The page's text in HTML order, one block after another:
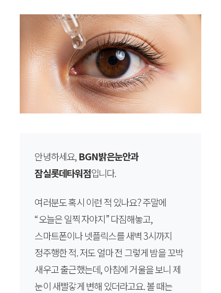
안녕하세요, BGN밝은눈안과
잠실롯데타워점입니다.
여러분도 혹시 이런 적 있나요? 주말에
“오늘은 일찍 자야지” 다짐해놓고,
스마트폰이나 넷플릭스를 새벽 3시까지
정주행한 적. 저도 얼마 전 그렇게 밤을 꼬박
새우고 출근했는데, 아침에 거울을 보니 제
눈이 새빨갛게 변해 있더라고요. 볼 때는